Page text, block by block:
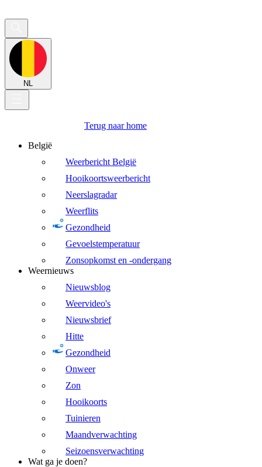
NL
Terug naar home
België
Weerbericht België
Hooikoortsweerbericht
Neerslagradar
Weerflits
Gezondheid
Gevoelstemperatuur
Zonsopkomst en -ondergang
Weernieuws
Nieuwsblog
Weervideo's
Nieuwsbrief
Hitte
Gezondheid
Onweer
Zon
Hooikoorts
Tuinieren
Maandverwachting
Seizoensverwachting
Wat ga je doen?